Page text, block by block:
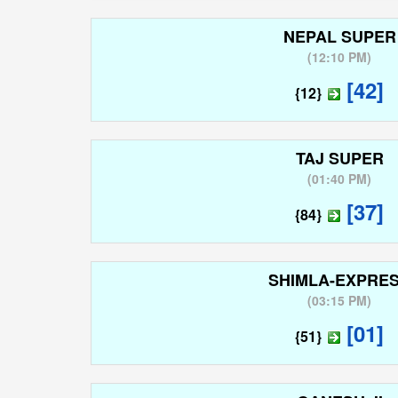
NEPAL SUPER
(12:10 PM)
{12} [42]
TAJ SUPER
(01:40 PM)
{84} [37]
SHIMLA-
(03:15 PM)
{51} [01]